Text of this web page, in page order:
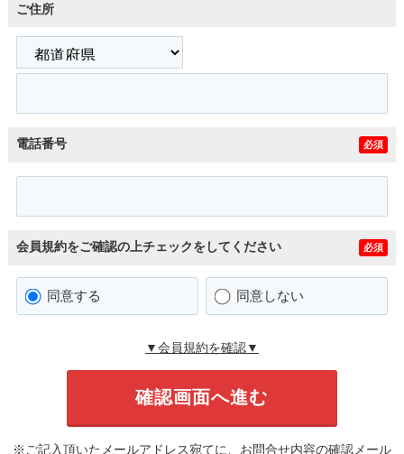
ご住所
電話番号 必須
会員規約をご確認の上チェックをしてください 必須
同意する 同意しない
▼会員規約を確認▼
※ご記入頂いたメールアドレス宛てに、お問合せ内容の確認メール